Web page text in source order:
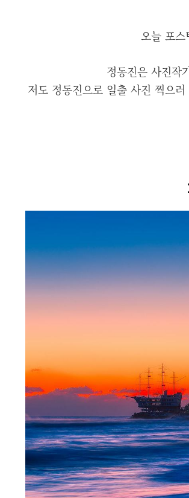
오늘 포
정동진은 사진작
저도 정동진으로 일출 사진 찍으